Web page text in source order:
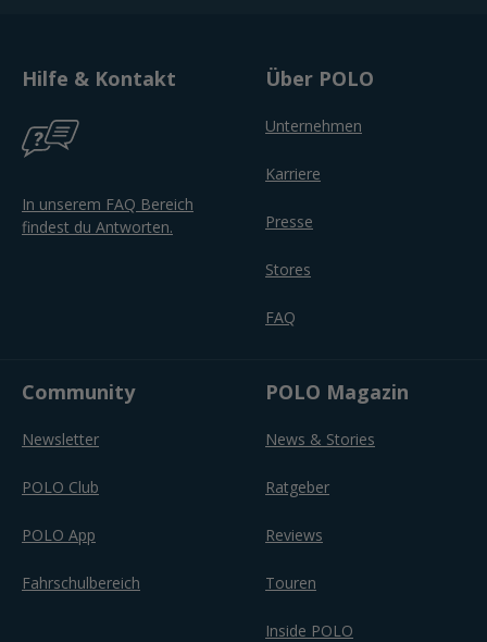
Hilfe & Kontakt
In unserem FAQ Bereich
findest du Antworten.
Über POLO
Unternehmen
Karriere
Presse
Stores
FAQ
Community
Newsletter
POLO Club
POLO App
Fahrschulbereich
POLO Magazin
News & Stories
Ratgeber
Reviews
Touren
Inside POLO